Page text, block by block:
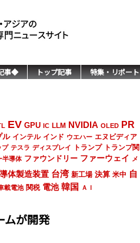
事◆ トップ記事 特集・リポート
EV GPU IC LLM NVIDIA OLED PR
ル インテル インド ウエハー エヌビディア
プ テスラ ディスプレイ トランプ
トランプ関
半導体 ファウンドリー ファーウェイ メ
体製造装置 台湾 新工場 決算 米中 自
載電池 関税 電池 韓国 ＡＩ
ムが開発